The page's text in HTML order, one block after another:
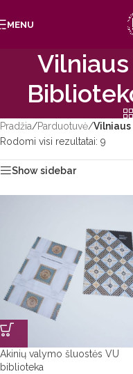
Skip to main content
MENU
Pradžia/Parduotuvė/
Rodomi visi rezultatai: 9
Show sidebar
Akinių valymo šluostės VU
biblioteka